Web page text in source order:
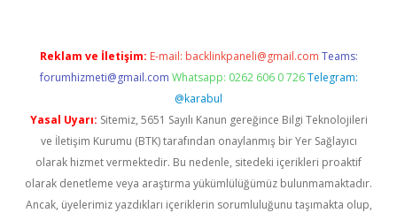
Reklam ve İletişim: E-mail: backlinkpaneli@gmail.com Teams:
forumhizmeti@gmail.com Whatsapp: 0262 606 0 726 Telegram:
@karabul
Yasal Uyarı: Sitemiz, 5651 Sayılı Kanun gereğince Bilgi Teknolojileri
ve İletişim Kurumu (BTK) tarafından onaylanmış bir Yer Sağlayıcı
olarak hizmet vermektedir. Bu nedenle, sitedeki içerikleri proaktif
olarak denetleme veya araştırma yükümlülüğümüz bulunmamaktadır.
Ancak, üyelerimiz yazdıkları içeriklerin sorumluluğunu taşımakta olup,